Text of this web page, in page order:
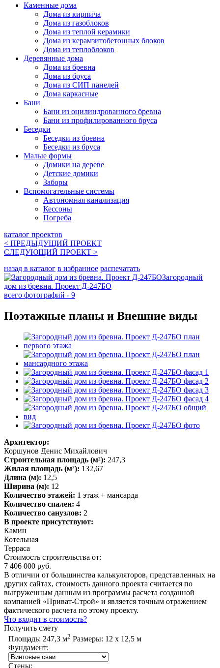
Каменные дома
Дома из кирпича
Дома из газоблоков
Дома из теплой керамики
Дома из керамзитобетонных блоков
Дома из теплоблоков
Деревянные дома
Дома из бревна
Дома из бруса
Дома из СИП панелей
Дома каркасные
Бани
Бани из оцилиндрованного бревна
Бани из профилированного бруса
Беседки
Беседки из бревна
Беседки из бруса
Малые формы
Домики на дереве
Детские домики
Заборы
Вспомогательные системы
Автономная канализация
Кессоны
Погреба
каталог проектов
< ПРЕДЫДУЩИЙ ПРОЕКТ
СЛЕДУЮЩИЙ ПРОЕКТ >
назад в каталог в избранное распечатать
Загородный
дом из бревна. Проект Д-247БО
всего фотографий - 9
Поэтажные планы и Внешние виды
Архитектор:
Коршунов Денис Михайлович
Строительная площадь (м²): 247,3
Жилая площадь (м²): 132,67
Длина (м): 12,5
Ширина (м): 12
Количество этажей: 1 этаж + мансарда
Количество спален: 4
Количество санузлов: 2
В проекте присутствуют:
Камин
Котельная
Терраса
Стоимость строительства от:
7 406 000 руб.
В отличии от большинства калькуляторов, представленных на
других сайтах, стоимость данного проекта считается по
выгруженным данным из программы расчета созданной
компанией «Приват-Строй» и является точным отражением
фактического расчета по этому проекту.
Что входит в стоимость?
Получить смету
Площадь: 247,3 м2 Размеры: 12 х 12,5 м
Фундамент:
Стены: